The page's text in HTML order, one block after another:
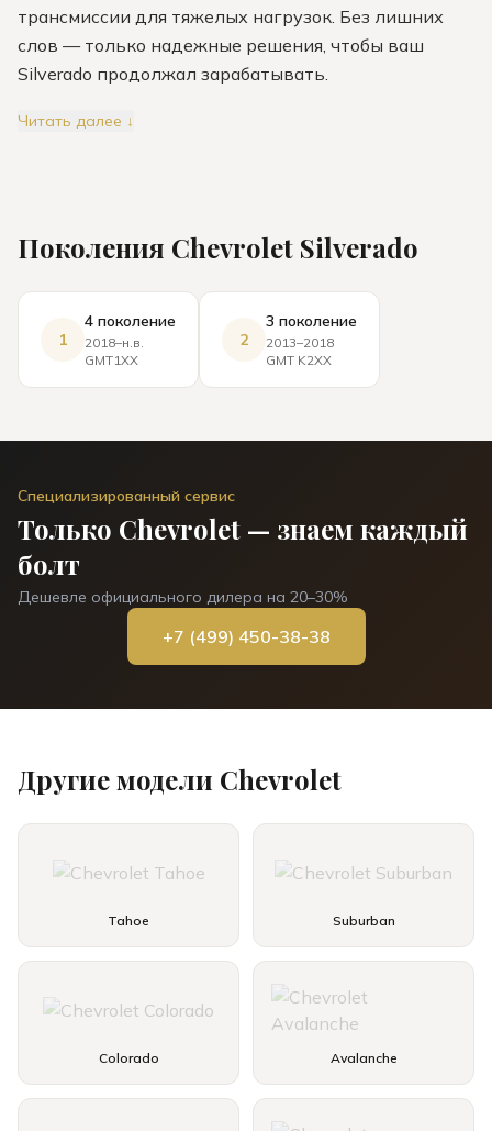
трансмиссии для тяжелых нагрузок. Без лишних
слов — только надежные решения, чтобы ваш
Silverado продолжал зарабатывать.
Читать далее ↓
Поколения Chevrolet Silverado
1
4 поколение
2018–н.в.
GMT1XX
2
3 поколение
2013–2018
GMT K2XX
Специализированный сервис
Только Chevrolet — знаем каждый
болт
Дешевле официального дилера на 20–30%
+7 (499) 450-38-38
Другие модели Chevrolet
Tahoe Suburban
Colorado Avalanche